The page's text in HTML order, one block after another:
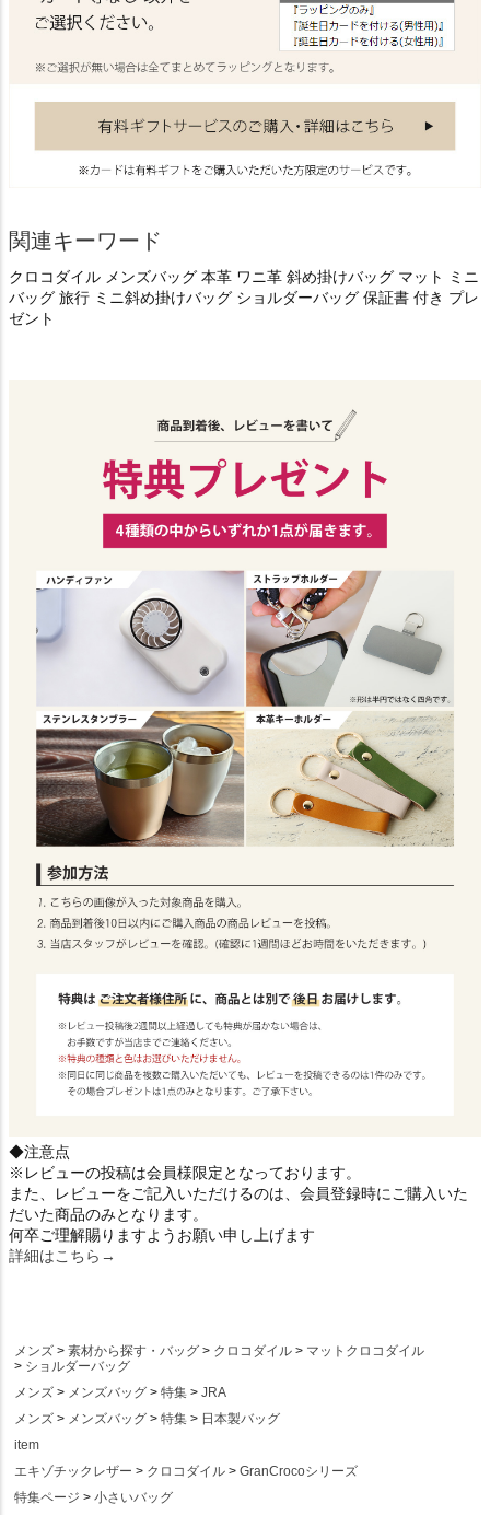
関連キーワード
クロコダイル メンズバッグ 本革 ワニ革 斜め掛けバッグ マット ミニ
バッグ 旅行 ミニ斜め掛けバッグ ショルダーバッグ 保証書 付き プレ
ゼント
◆注意点
※レビューの投稿は会員様限定となっております。
また、レビューをご記入いただけるのは、会員登録時にご購入いた
だいた商品のみとなります。
何卒ご理解賜りますようお願い申し上げます
詳細はこちら→
メンズ 素材から探す・バッグ クロコダイル
マットクロコダイル
ショルダーバッグ
メンズ
メンズバッグ 特集
JRA
メンズ
メンズバッグ 特集
日本製バッグ
item
エキゾチックレザー
クロコダイル
GranCrocoシリーズ
特集ページ
小さいバッグ